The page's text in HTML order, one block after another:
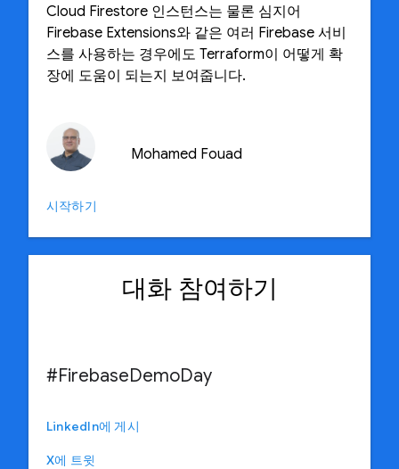
Cloud Firestore 인스턴스는 물론 심지어
Firebase Extensions와 같은 여러 Firebase 서비
스를 사용하는 경우에도 Terraform이 어떻게 확
장에 도움이 되는지 보여줍니다.
Mohamed Fouad
시작하기
대화 참여하기
#FirebaseDemoDay
LinkedIn에 게시
X에 트윗